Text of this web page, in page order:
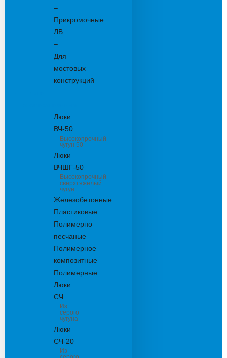
–
Прикромочные
ЛВ
–
Для
мостовых
конструкций
Люки
ВЧ-50
Высокопрочный
чугун 50
Люки
ВЧШГ-50
Высокопрочный
сверхтяжелый
чугун
Железобетонные
Пластиковые
Полимерно
песчаные
Полимерное
композитные
Полимерные
Люки
СЧ
Из
серого
чугуна
Люки
СЧ-20
Из